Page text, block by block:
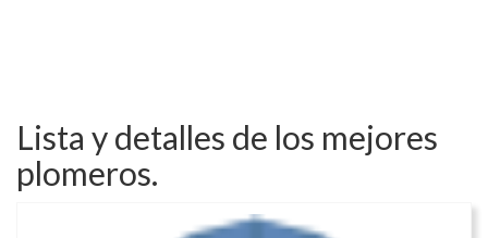
Lista y detalles de los mejores
plomeros.